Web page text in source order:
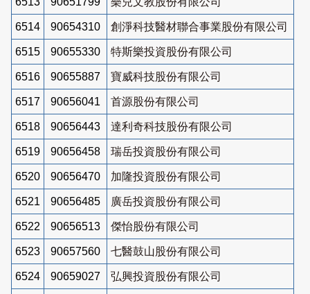
6514 90654310 創淨科技醫材聯合事業股份有限公司
6515 90655330 特斯樂投資股份有限公司
6516 90655887 寶威科技股份有限公司
6517 90656041 首源股份有限公司
6518 90656443 達利奇科技股份有限公司
6519 90656458 瑞岳投資股份有限公司
6520 90656470 加隆投資股份有限公司
6521 90656485 廣岳投資股份有限公司
6522 90656513 傑怡股份有限公司
6523 90657560 七醫鼓山股份有限公司
6524 90659027 弘興投資股份有限公司